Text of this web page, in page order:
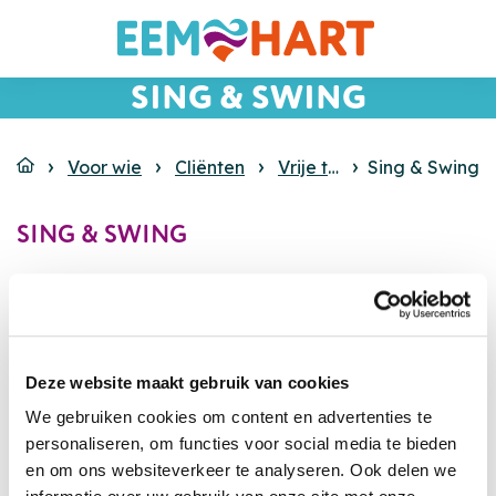
Deze website maakt gebruik van cookies
We gebruiken cookies om content en advertenties te
personaliseren, om functies voor social media te bieden
en om ons websiteverkeer te analyseren. Ook delen we
SING & SWING
Voor wie Cliënten Vrije tijd Clubwerk
Sing & Swing
SING & SWING
Binnen de grote zaal van 't Gein wordt onder
gelegenheid geboden om lekker te dansen en
plezier te maken.
Wat doe je bij de Sing & Swing?